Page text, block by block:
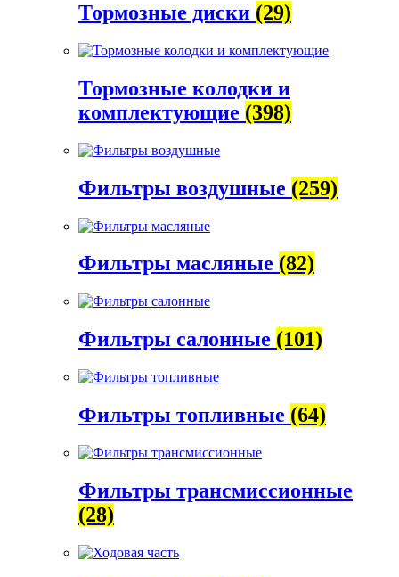
Тормозные диски (29)
Тормозные колодки и
комплектующие (398)
Фильтры воздушные (259)
Фильтры масляные (82)
Фильтры салонные (101)
Фильтры топливные (64)
Фильтры трансмиссионные
(28)